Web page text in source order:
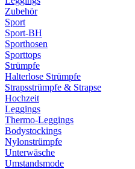
Zubehör
Sport
Sport-BH
Sporthosen
Sporttops
Strümpfe
Halterlose Strümpfe
Strapsstrümpfe & Strapse
Hochzeit
Leggings
Thermo-Leggings
Bodystockings
Nylonstrümpfe
Unterwäsche
Umstandsmode